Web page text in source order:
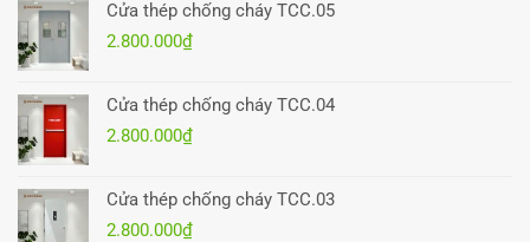
Cửa thép chống cháy TCC.05
2.800.000₫
Cửa thép chống cháy TCC.04
2.800.000₫
Cửa thép chống cháy TCC.03
2.800.000₫